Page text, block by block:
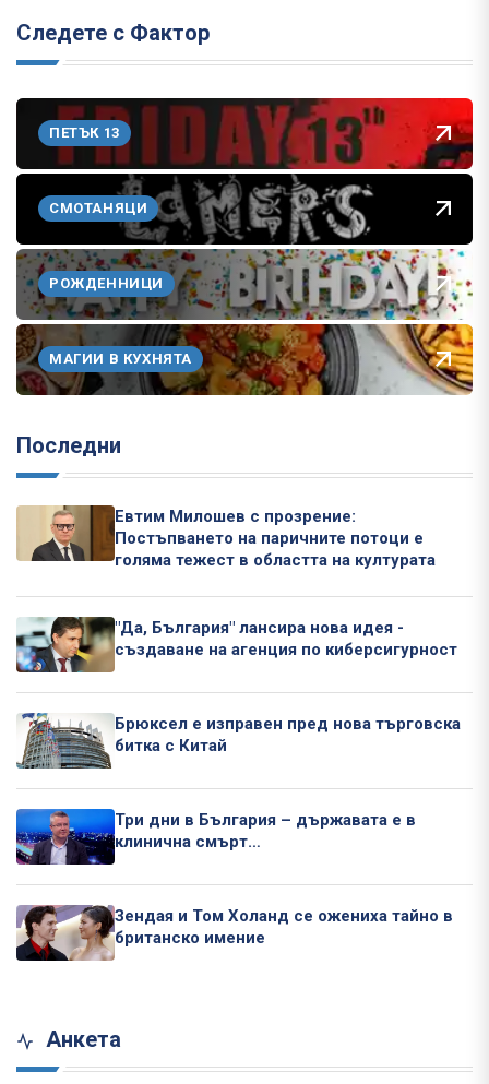
Следете с Фактор
ПЕТЪК 13
СМОТАНЯЦИ
РОЖДЕННИЦИ
МАГИИ В КУХНЯТА
Последни
Евтим Милошев с прозрение:
Постъпването на паричните потоци е
голяма тежест в областта на културата
"Да, България" лансира нова идея -
създаване на агенция по киберсигурност
Брюксел е изправен пред нова търговска
битка с Китай
Три дни в България – държавата е в
клинична смърт…
Зендая и Том Холанд се ожениха тайно в
британско имение
Анкета